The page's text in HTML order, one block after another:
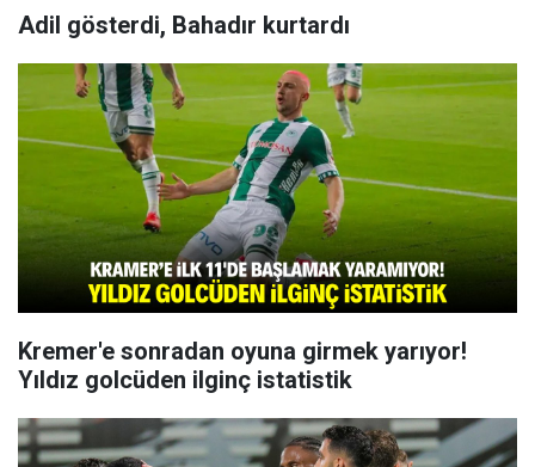
Adil gösterdi, Bahadır kurtardı
Kremer'e sonradan oyuna girmek yarıyor!
Yıldız golcüden ilginç istatistik